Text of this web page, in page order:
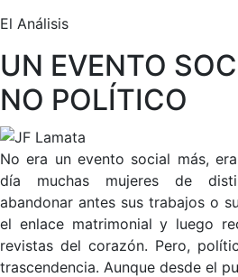
El Análisis
UN EVENTO
NO POLÍTICO
No era un evento social más,
día muchas mujeres de
abandonar antes sus trabajos o
el enlace matrimonial y luego
revistas del corazón. Pero,
trascendencia. Aunque desde el